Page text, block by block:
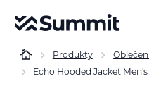
Produkty Oblečení
Echo Hooded Jacket Men's